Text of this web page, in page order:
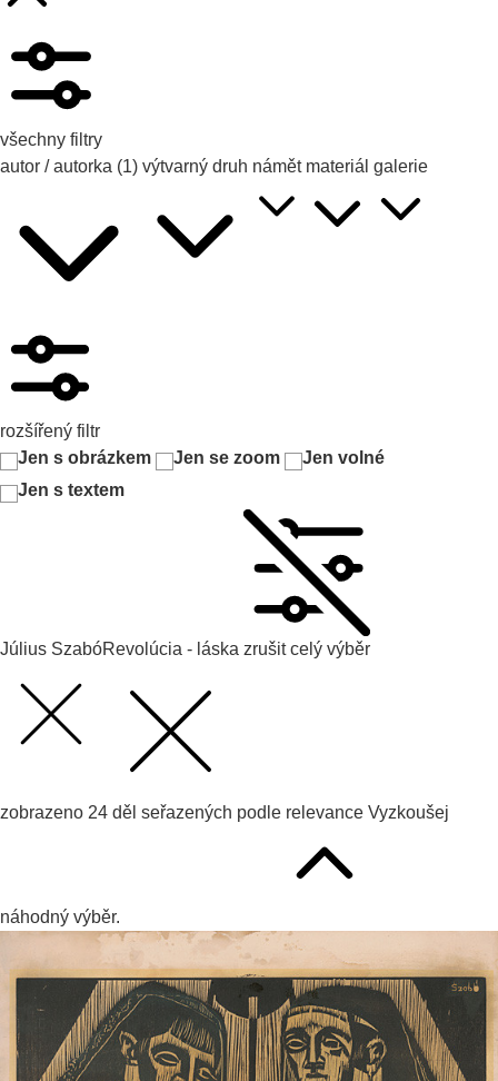
všechny filtry
autor / autorka (1) výtvarný druh námět materiál galerie
rozšířený filtr
Jen s obrázkem
Jen se zoom
Jen volné
Jen s textem
Július SzabóRevolúcia - láska zrušit celý výběr
zobrazeno 24 děl seřazených podle relevance Vyzkoušej
náhodný výběr.